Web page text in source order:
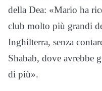
della Dea: «Mario ha
club molto più grandi
Inghilterra, senza
Shabab, dove avrebbe
di più».